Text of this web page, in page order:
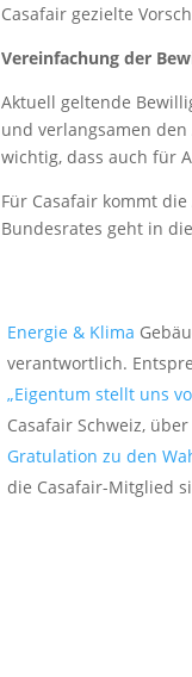
Casafair gezielte
Vereinfachung der
Aktuell geltende
und verlangsamen
wichtig, dass auch für
Für Casafair kommt
Bundesrates geht in
Energie & Klima
verantwortlich.
„Eigentum stellt uns
Casafair Schweiz,
Gratulation zu den
die Casafair-Mitglied